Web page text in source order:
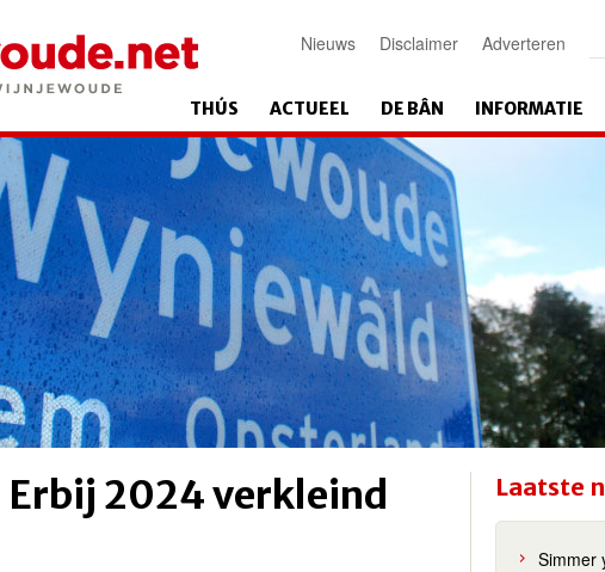
Nieuws Disclaimer Adverteren
THÚS ACTUEEL DE BÂN INFORMATIE
2024 verkleind Laatste
Simmer